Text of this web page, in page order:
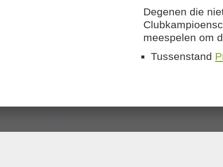
Degenen die
meespelen om
Tussenstand